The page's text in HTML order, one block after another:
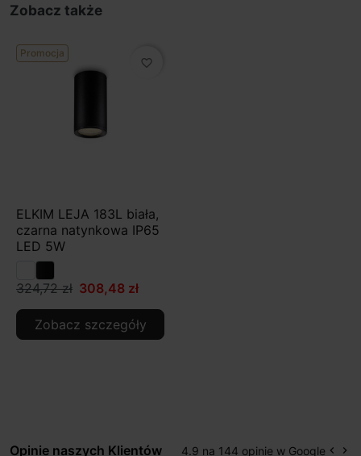
Zobacz także
Promocja
favorite_border
ELKIM LEJA 183L biała,
czarna natynkowa IP65
LED 5W
324,72 zł 308,48 zł
Zobacz szczegóły
Opinie naszych Klientów 4.9 na 144 opinie w Google keyboard_arrow_left keyboard_arrow_right